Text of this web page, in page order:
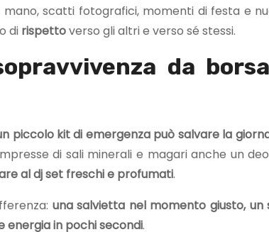
scatti fotografici, momenti di festa e
di rispettoverso gli altri e verso sé stessi.
da
piccolo kit di emergenza può salvare la
di sali minerali e magari anche un
al dj set freschi e profumati.
una salvietta nel momento giusto, un
energia in pochi secondi.